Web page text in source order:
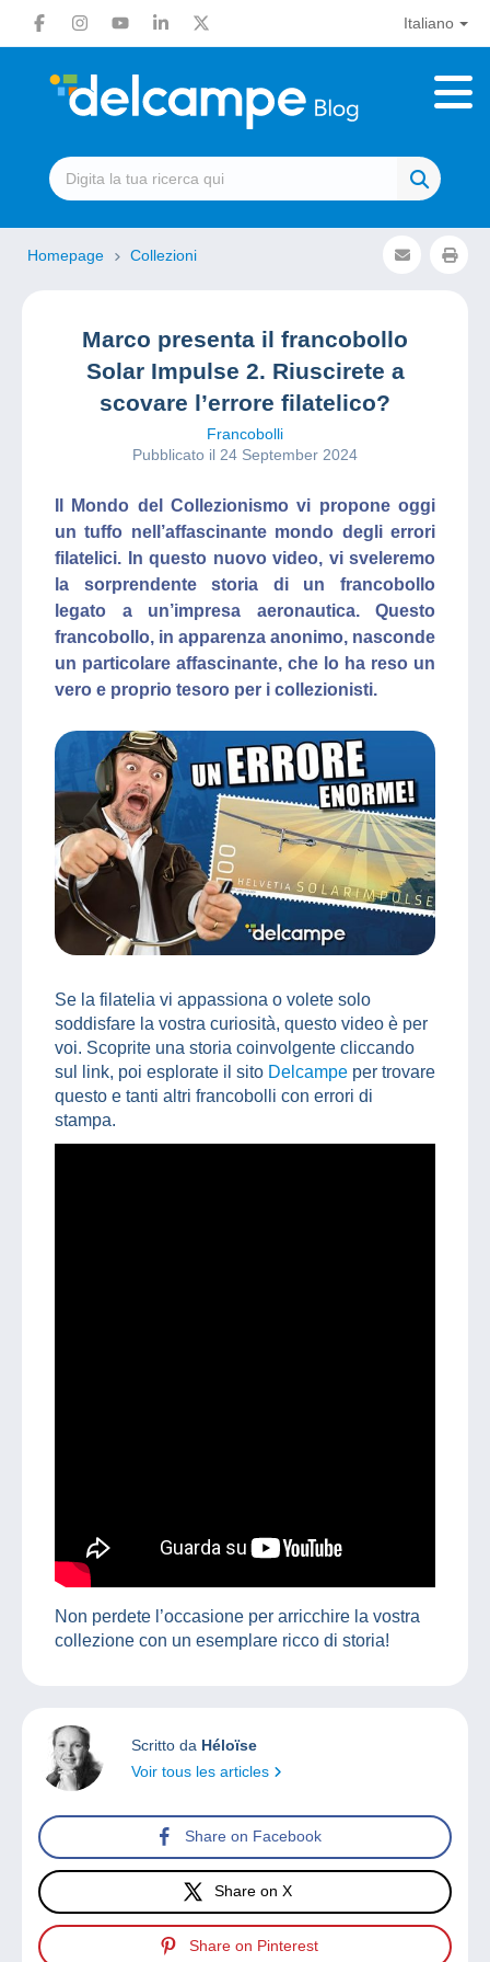
Italiano
Homepage Collezioni
Marco presenta il francobollo
Solar Impulse 2. Riuscirete a
scovare l’errore filatelico?
Francobolli
Pubblicato il 24 September 2024
Il Mondo del Collezionismo vi propone oggi
un tuffo nell’affascinante mondo degli errori
filatelici. In questo nuovo video, vi sveleremo
la sorprendente storia di un francobollo
legato a un’impresa aeronautica. Questo
francobollo, in apparenza anonimo, nasconde
un particolare affascinante, che lo ha reso un
vero e proprio tesoro per i collezionisti.
Se la filatelia vi appassiona o volete solo
soddisfare la vostra curiosità, questo video è per
voi. Scoprite una storia coinvolgente cliccando
sul link, poi esplorate il sito Delcampe per trovare
questo e tanti altri francobolli con errori di
stampa.
Non perdete l’occasione per arricchire la vostra
collezione con un esemplare ricco di storia!
Scritto da Héloïse
Voir tous les articles
Share on Facebook
Share on X
Share on Pinterest